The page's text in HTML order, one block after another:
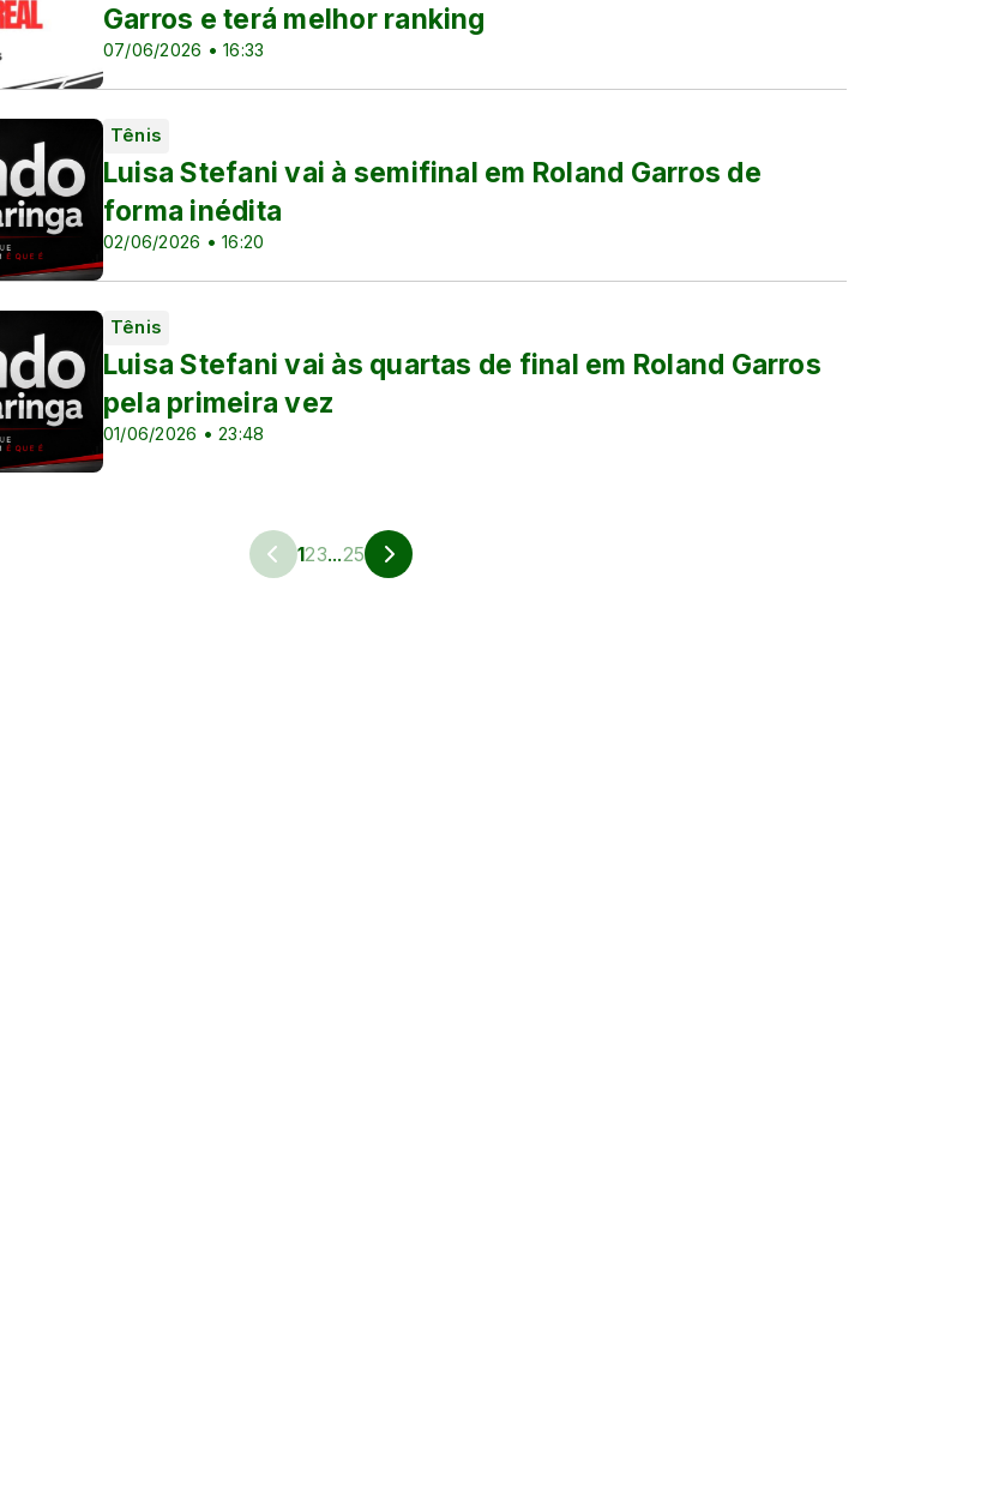
07/06/2026 • 16:33
Garros e terá melhor ranking
Tênis
02/06/2026 • 16:20
Luisa Stefani vai à semifinal em Roland Garros de
forma inédita
Tênis
01/06/2026 • 23:48
Luisa Stefani vai às quartas de final em Roland Garros
pela primeira vez
123...25